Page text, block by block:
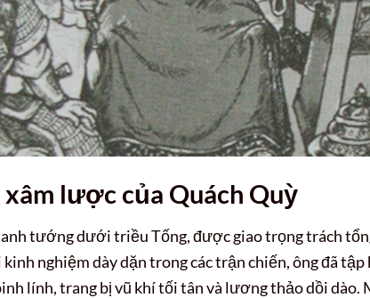
lược của Quách Quỳ
tướng dưới triều Tống, được giao trọng trách
nghiệm dày dặn trong các trận chiến, ông đã
lính, trang bị vũ khí tối tân và lương thảo dồi dào.